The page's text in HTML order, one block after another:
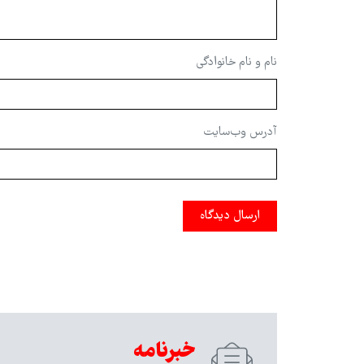
نام و نام خانوادگی
آدرس وب‌سایت
ارسال دیدگاه
خبرنامه